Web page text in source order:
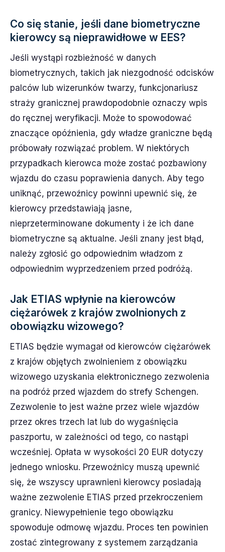
Co się stanie, jeśli dane biometryczne
kierowcy są nieprawidłowe w EES?
Jeśli wystąpi rozbieżność w danych
biometrycznych, takich jak niezgodność odcisków
palców lub wizerunków twarzy, funkcjonariusz
straży granicznej prawdopodobnie oznaczy wpis
do ręcznej weryfikacji. Może to spowodować
znaczące opóźnienia, gdy władze graniczne będą
próbowały rozwiązać problem. W niektórych
przypadkach kierowca może zostać pozbawiony
wjazdu do czasu poprawienia danych. Aby tego
uniknąć, przewoźnicy powinni upewnić się, że
kierowcy przedstawiają jasne,
nieprzeterminowane dokumenty i że ich dane
biometryczne są aktualne. Jeśli znany jest błąd,
należy zgłosić go odpowiednim władzom z
odpowiednim wyprzedzeniem przed podróżą.
Jak ETIAS wpłynie na kierowców
ciężarówek z krajów zwolnionych z
obowiązku wizowego?
ETIAS będzie wymagał od kierowców ciężarówek
z krajów objętych zwolnieniem z obowiązku
wizowego uzyskania elektronicznego zezwolenia
na podróż przed wjazdem do strefy Schengen.
Zezwolenie to jest ważne przez wiele wjazdów
przez okres trzech lat lub do wygaśnięcia
paszportu, w zależności od tego, co nastąpi
wcześniej. Opłata w wysokości 20 EUR dotyczy
jednego wniosku. Przewoźnicy muszą upewnić
się, że wszyscy uprawnieni kierowcy posiadają
ważne zezwolenie ETIAS przed przekroczeniem
granicy. Niewypełnienie tego obowiązku
spowoduje odmowę wjazdu. Proces ten powinien
zostać zintegrowany z systemem zarządzania